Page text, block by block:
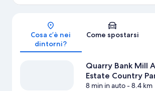
Mappa
Cosa c’è nei
dintorni?
Come spostarsi
Quarry Bank Mill
Estate Country
8 min in auto- 8.4 km